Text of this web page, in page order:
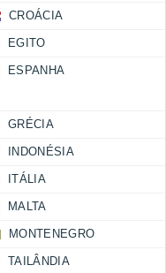
CROÁCIA
EGITO
ESPANHA
GRÉCIA
INDONÉSIA
ITÁLIA
MALTA
MONTENEGRO
TAILÂNDIA